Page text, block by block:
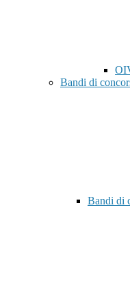
Bandi di
Bandi di